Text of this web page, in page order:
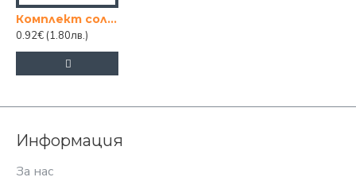
Комплект солници с поставка
0.92€ (1.80лв.)
Информация
За нас